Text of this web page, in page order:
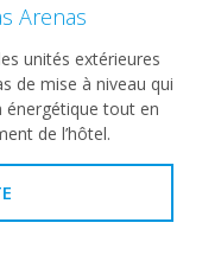
Arenas
unités extérieures
de mise à niveau qui
tout en
de l’hôtel.